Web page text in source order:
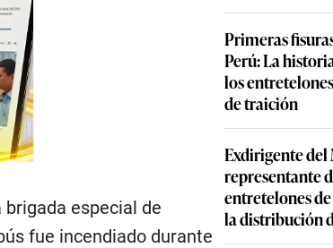
brigada especial de
fue incendiado durante
Primeras
Perú: La
los
de traición
Exdirigente del
representante
entretelones
la distribución